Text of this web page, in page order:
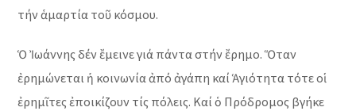
τήν ἁμαρτία τοῦ κόσμου.
Ὁ Ἰωάννης δέν ἔμεινε γιά πάντα στήν ἔρημο. Ὅταν
ἐρημώνεται ἡ κοινωνία ἀπό ἀγάπη καί Ἁγιότητα τότε οἱ
ἐρημῖτες ἐποικίζουν τίς πόλεις. Καί ὁ Πρόδρομος βγήκε